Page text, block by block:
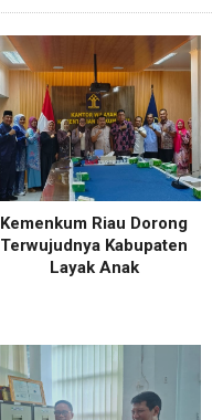
Kemenkum Riau Dorong
Terwujudnya Kabupaten
Layak Anak